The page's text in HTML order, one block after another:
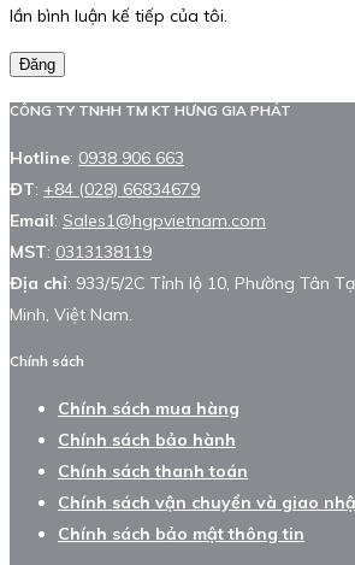
lần bình luận kế tiếp của tôi.
Đăng
CÔNG TY TNHH TM KT HƯNG GIA PHÁT
Hotline: 0938 906 663
ĐT: +84 (028) 66834679
Email: Sales1@hgpvietnam.com
MST: 0313138119
Địa chỉ: 933/5/2C Tỉnh lộ 10, Phường Tân
Minh, Việt Nam.
Chính sách
Chính sách mua hàng
Chính sách bảo hành
Chính sách thanh toán
Chính sách vận chuyển và giao
Chính sách bảo mật thông tin